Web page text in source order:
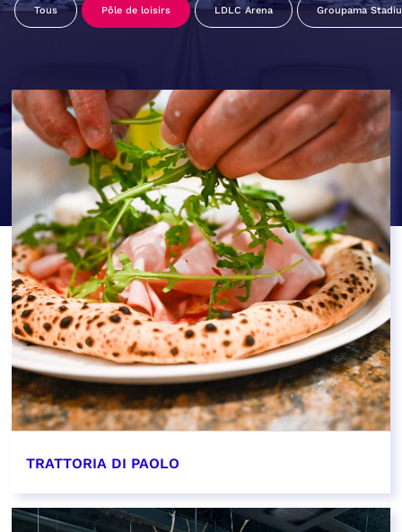
Tous Pôle de loisirs LDLC Arena Groupama
TRATTORIA DI PAOLO
EN SAVOIR PLUS